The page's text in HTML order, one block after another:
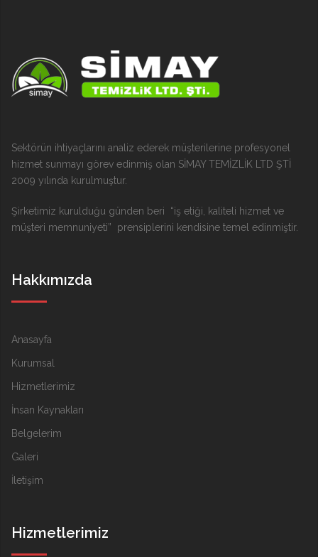
Sektörün ihtiyaçlarını analiz ederek müşterilerine profesyonel
hizmet sunmayı görev edinmiş olan SİMAY TEMİZLİK LTD ŞTİ
2009 yılında kurulmuştur.
Şirketimiz kurulduğu günden beri “iş etiği, kaliteli hizmet ve
müşteri memnuniyeti” prensiplerini kendisine temel edinmiştir.
Hakkımızda
Anasayfa
Kurumsal
Hizmetlerimiz
İnsan Kaynakları
Belgelerim
Galeri
İletişim
Hizmetlerimiz